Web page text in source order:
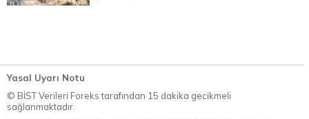
Yasal Uyarı Notu
© BİST Verileri Foreks tarafından 15 dakika gecikmeli
sağlanmaktadır.